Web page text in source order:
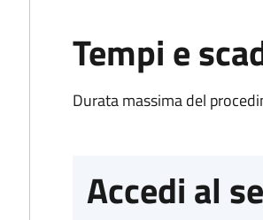
Tempi e
Durata massima del
Accedi al